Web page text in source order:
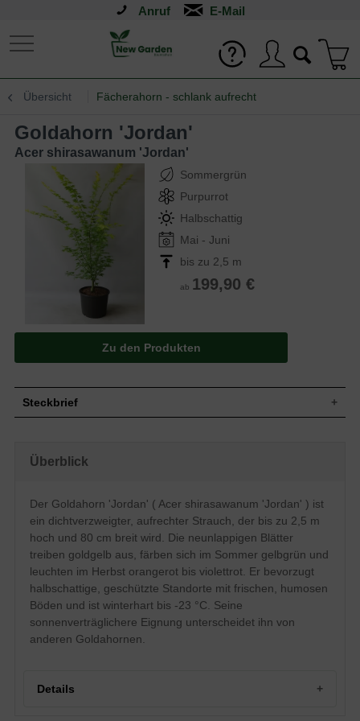
Anruf
Übersicht Fächerahorn - schlank aufrecht
Goldahorn 'Jordan'
Acer shirasawanum 'Jordan'
Sommergrün
Purpurrot
Halbschattig
Mai - Juni
bis zu 2,5 m
ab 199,90 €
Zu den Produkten
Steckbrief
Blatt
Sommergrün, meistens neunlappig, am
Ende zugespitzt, tief eingeschnitten,
gesägter Rand, im Austrieb goldgelb,
dann gelbgrün, im Herbst orangerot bis
violettrot, bis zu 12 cm groß
Frucht
Spaltfrüchte, nicht zum Verzehr geeignet
Blüte
Purpurrot, in aufrechten Trugdolden, 6 bis
8 mm breit
Blütezeit
Mai / Juni
Rinde
Rotbraun
Überblick
Der Goldahorn 'Jordan' ( Acer shirasawanum 'Jordan' ) ist
ein dichtverzweigter, aufrechter Strauch, der bis zu 2,5 m
hoch und 80 cm breit wird. Die neunlappigen Blätter
treiben goldgelb aus, färben sich im Sommer gelbgrün und
leuchten im Herbst orangerot bis violettrot. Er bevorzugt
halbschattige, geschützte Standorte mit frischen, humosen
Böden und ist winterhart bis -23 °C. Seine
sonnenverträglichere Eignung unterscheidet ihn von
anderen Goldahornen.
Details